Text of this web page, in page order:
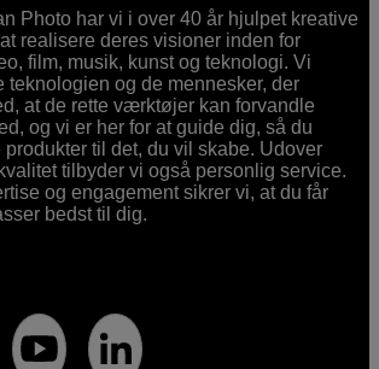
Photo har vi i over 40 år hjulpet kreative
realisere deres visioner inden for
film, musik, kunst og teknologi. Vi
teknologien og de mennesker, der
at de rette værktøjer kan forvandle
og vi er her for at guide dig, så du
til det, du vil skabe. Udover
tilbyder vi også personlig service.
og engagement sikrer vi, at du får
bedst til dig.